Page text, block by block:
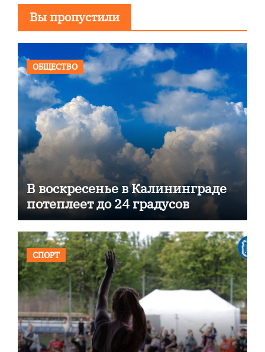
Вы пропустили
ОБЩЕСТВО
В воскресенье в Калининграде
потеплеет до 24 градусов
СПОРТ